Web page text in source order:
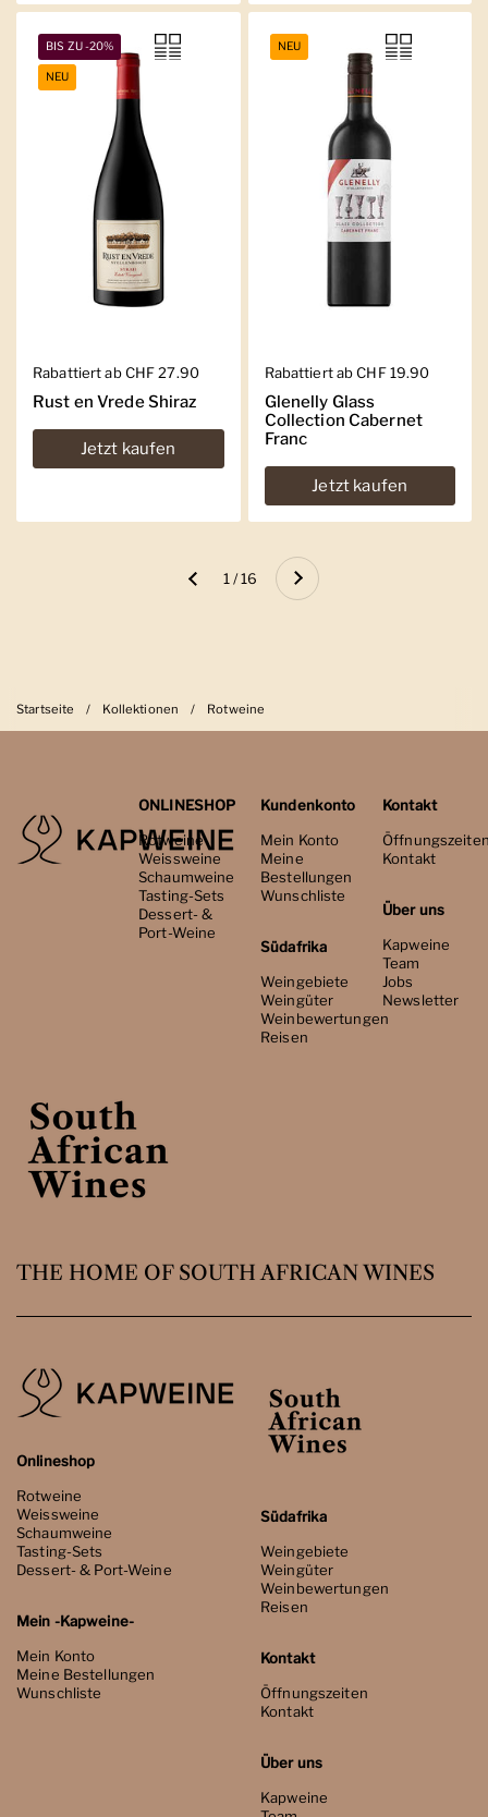
Regulärer Preis
Rabattiert ab CHF 27.90
Rust en Vrede Shiraz
Jetzt kaufen
BIS ZU -20%
NEU
Regulärer Preis
Rabattiert ab CHF 19.90
Glenelly Glass
Collection Cabernet
Franc
Jetzt kaufen
NEU
Zurück 1 / 16 Weiter
Startseite / Kollektionen / Rotweine
ONLINESHOP
Rotweine
Weissweine
Schaumweine
Tasting-Sets
Dessert- &
Port-Weine
Kundenkonto
Mein Konto
Meine
Bestellungen
Wunschliste
Südafrika
Weingebiete
Weingüter
Weinbewertungen
Reisen
Kontakt
Kontakt
Über uns
Kapweine
Team
Jobs
Newsletter
THE HOME OF SOUTH AFRICAN WINES
Onlineshop
Rotweine
Weissweine
Schaumweine
Tasting-Sets
Dessert- & Port-Weine
Mein -Kapweine-
Mein Konto
Meine Bestellungen
Wunschliste
Südafrika
Weingebiete
Weingüter
Weinbewertungen
Reisen
Kontakt
Öffnungszeiten
Kontakt
Über uns
Kapweine